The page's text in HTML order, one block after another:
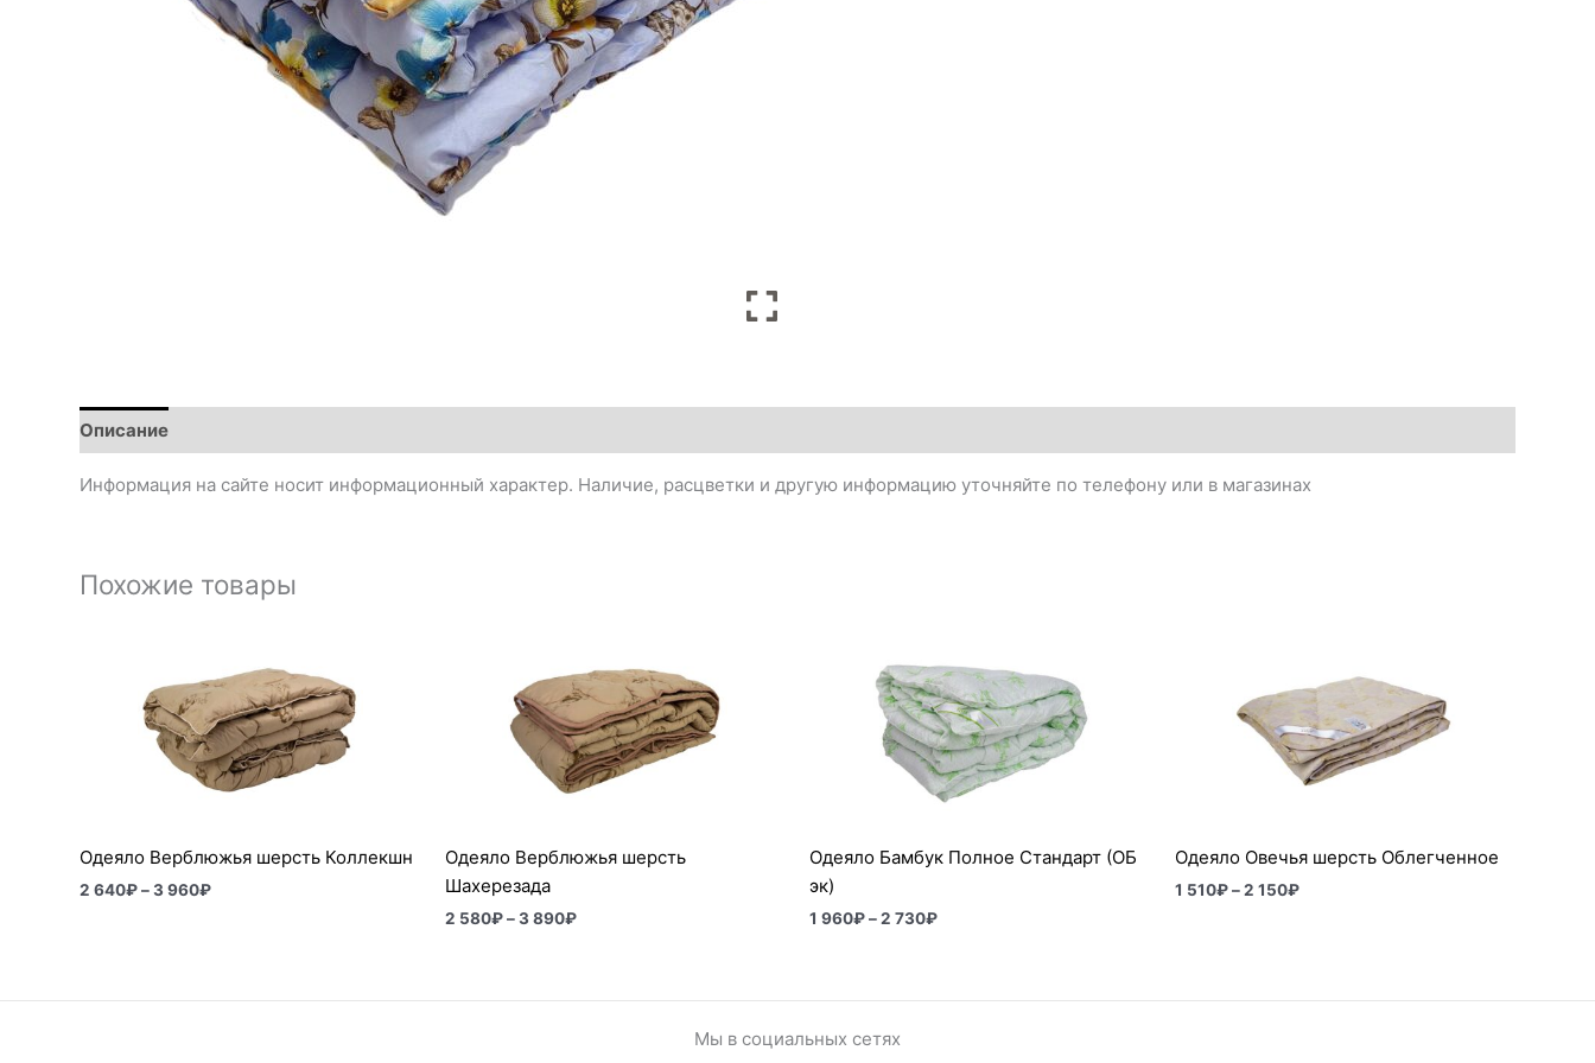
Описание
Информация на сайте носит информационный характер. Наличие, расцветки и другую информацию уточняйте по телефону или в магазинах
Похожие товары
Одеяло Верблюжья шерсть Коллекшн
2 640₽–3 960₽
640₽
–
3
960₽
Одеяло Верблюжья шерсть
Шахерезада
2 580₽ – 3 890₽
580₽
–
3
890₽
Одеяло Бамбук Полное Стандарт (ОБ
эк)
1 960₽–2 730₽
1
960₽
–
2
730₽
Одеяло Овечья шерсть Облегченное
1 510₽ – 2 150₽
510₽
–
2
150₽
Мы в социальных сетях